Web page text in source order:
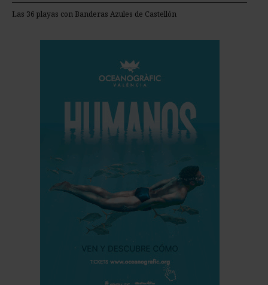
Las 36 playas con Banderas Azules de Castellón